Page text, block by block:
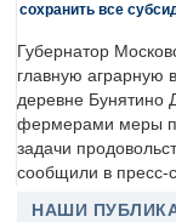
сохранить все
Губернатор
главную аграрную
деревне Бунятино
фермерами меры
задачи
сообщили в пресс-
НАШИ